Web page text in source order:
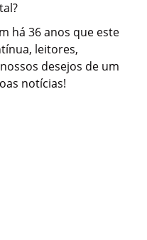
há 36 anos que este
leitores,
desejos de um
notícias!